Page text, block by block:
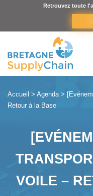
Retrouvez toute
Accueil > Agenda >
Retour à la Base
VOILE –
Panneau de gestion des